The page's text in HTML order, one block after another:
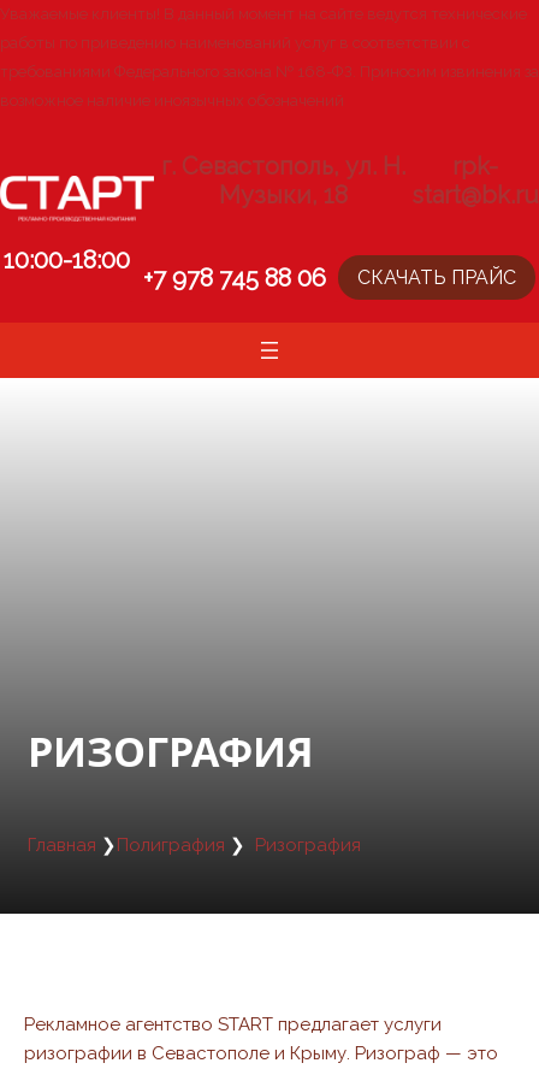
Перейти
к
содержимому
Уважаемые клиенты! В данный момент на сайте ведутся технические
работы по приведению наименований услуг в соответствии с
требованиями Федерального закона № 168-ФЗ. Приносим извинения за
возможное наличие иноязычных обозначений
г. Севастополь, ул. Н.
Музыки, 18
rpk-
start@bk.ru
10:00-18:00
+7 978 745 88 06 СКАЧАТЬ ПРАЙС
РИЗОГРАФИЯ
Главная ❯Полиграфия ❯ Ризография
Рекламное агентство START предлагает услуги
ризографии в Севастополе и Крыму. Ризограф — это